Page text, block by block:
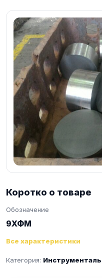
Коротко о товаре
Обозначение
9ХФМ
Все характеристики
Категория: